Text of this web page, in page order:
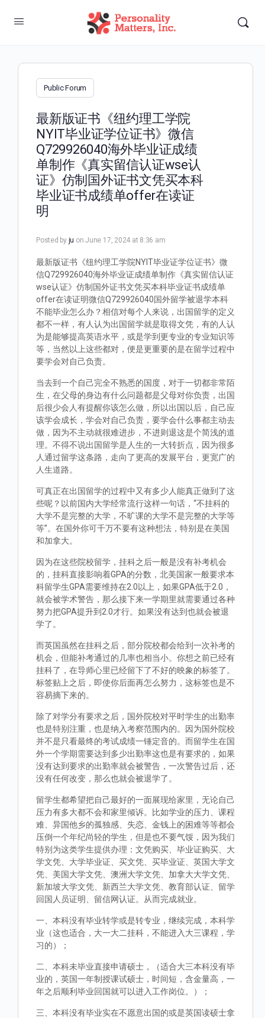
Public Forum
最新版证书《纽约理工学院
NYIT毕业证学位证书》微信
Q729926040海外毕业证成绩
单制作《真实留信认证wse认
证》仿制国外证书文凭买本科
毕业证书成绩单offer在读证
明
Posted by ju on June 17, 2024 at 8:36 am
最新版证书《纽约理工学院NYIT毕业证学位证书》微
信Q729926040海外毕业证成绩单制作《真实留信认证
wse认证》仿制国外证书文凭买本科毕业证书成绩单
offer在读证明微信Q729926040国外留学被退学本科
不能毕业怎么办？相信对每个人来说，出国留学的定义
都不一样，有人认为出国留学就是取得文凭，有的人认
为是能够提高英语水平，或是学到更专业的专业知识等
等，当然以上这些都对，便是更重要的是在留学过程中
要学会对自己负责。
当去到一个自己完全不熟悉的国度，对于一切都非常陌
生，在父母的身边有什么问题都是父母对你负责，出国
后很少会人有提醒你该怎么做，所以出国以后，自己应
该学会成长，学会对自己负责，要学会什么事都主动去
做，因为不主动就很难进步，不进则退这是个简浅的道
理。不得不说出国留学是人生的一大转折点，因为很多
人通过留学这条路，走向了更高的发展平台，更宽广的
人生道路。
可真正在出国留学的过程中又有多少人能真正做到了这
些呢？以前国内大学经常流行这样一句话，“不挂科的
大学不是完整的大学，不旷课的大学不是完整的大学等
等”。在国外你可千万不要有这种想法，特别是在美国
和加拿大。
因为在这些院校留学，挂科之后一般是没有补考机会
的，挂科直接影响着GPA的分数，北美国家一般要求本
科留学生GPA需要维持在2.0以上，如果GPA低于2.0，
就会被学术警告，那么接下来一学期里就需要通过各种
努力把GPA提升到2.0才行。如果没有达到也就会被退
学了。
而英国虽然在挂科之后，部分院校都会给到一次补考的
机会，但能补考通过的几率也相当小。你想之前已经有
挂科了，在导师心里已经留下了不好的映象的标签了。
标签贴上之后，即使你后面再怎么努力，这标签也是不
容易摘下来的。
除了对学分有要求之后，国外院校对平时学生的出勤率
也是特别注重，也是纳入考察范围内的。因为国外院校
并不是只看最终的考试成绩一锤定音的。而留学生在国
外一个学期需要达到多少出勤率这也是有要求的，如果
没有达到要求的出勤率就会被警告，一次警告过后，还
没有任何改变，那么也就会被退学了。
留学生都希望把自己最好的一面展现给家里，无论自己
压力有多大都不会和家里倾诉。比如学业的压力、课程
难、异国他乡的孤独感、失恋、金钱上的困难等等都会
压倒一个年纪尚轻的学生，但是也不要气馁，因为我们
特别为这类学生提供办理：文凭购买、毕业证购买、大
学文凭、大学毕业证、买文凭、买毕业证、英国大学文
凭、美国大学文凭、澳洲大学文凭、加拿大大学文凭、
新加坡大学文凭、新西兰大学文凭、教育部认证、留学
回国人员证明、留信网认证。从而完成就业。
一、本科没有毕业转学或是转专业，继续完成，本科学
业（这也适合，大一大二挂科，不能进入大三课程，学
习的）；
二、本科未毕业直接申请硕士，（适合大三本科没有毕
业的，英国一年制授课试硕士，时间短，含金量高，一
年之后顺利毕业回国就可以进入工作岗位。）；
三、本科没有毕业实在不愿意出国的或是英国读硕士拿